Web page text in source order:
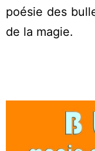
poésie des
de la magie.